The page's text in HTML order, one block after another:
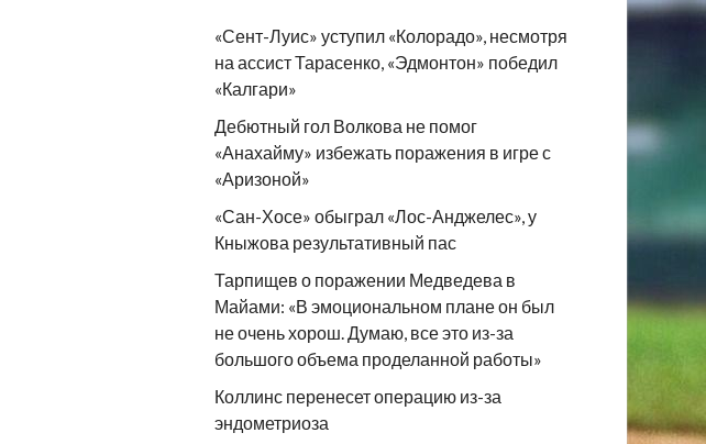
«Сент-Луис» уступил «Колорадо», несмотря
на ассист Тарасенко, «Эдмонтон» победил
«Калгари»
Дебютный гол Волкова не помог
«Анахайму» избежать поражения в игре с
«Аризоной»
«Сан-Хосе» обыграл «Лос-Анджелес», у
Кныжова результативный пас
Тарпищев о поражении Медведева в
Майами: «В эмоциональном плане он был
не очень хорош. Думаю, все это из-за
большого объема проделанной работы»
Коллинс перенесет операцию из-за
эндометриоза